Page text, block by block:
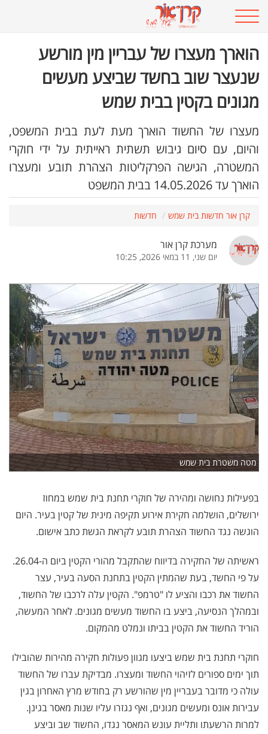
הוארך מעצרו של עבריין מין מורשע
שנעצר שוב בחשד שביצע מעשים
מגונים בקטין בבית שמש
​מעצרו של החשוד הוארך מעת לעת בבית המשפט,
והיום, עם סיום גיבוש תשתית ראייתית על ידי חוקרי
המשטרה, הגישה הפרקליטות הצהרת תובע ומעצרו
הוארך עד 14.05.2026 בבית המשפט
קרן אור חדשות בית שמש חדשות
מערכת קרן אור
יום שני, 11 במאי 2026, 10:25
מטה משטרת בית שמש
​בפעילות נחושה ומהירה של חוקרי תחנת בית שמש במחוז
ירושלים, הושלמה חקירת אירוע תקיפה מינית של קטין בעיר. היום
הוגשה נגד החשוד הצהרת תובע לקראת הגשת כתב אישום.
​ראשיתה של החקירה בדיווח שהתקבל מהורי הקטין ביום ה-26.04.
על פי החשד, בעת שהמתין הקטין בתחנת הסעה בעיר, עצר
החשוד את רכבו והציע לו "טרמפ". הקטין עלה לרכבו של החשוד,
ובמהלך הנסיעה, ביצע בו החשוד מעשים מגונים. לאחר המעשה,
הוריד החשוד את הקטין בביתו ונמלט מהמקום.
​חוקרי תחנת בית שמש ביצעו מגוון פעולות חקירה מהירות שהובילו
תוך ימים ספורים לזיהוי החשוד ומעצרו. מבדיקת עברו של החשוד
עולה כי מדובר בעבריין מין שהורשע רק בחודש מרץ האחרון בגין
עבירות אונס ומעשים מגונים, ואף נגזרו עליו שנות מאסר בגינן.
למרות הרשעתו ותליית עונש המאסר נגדו, החשוד שב וביצע